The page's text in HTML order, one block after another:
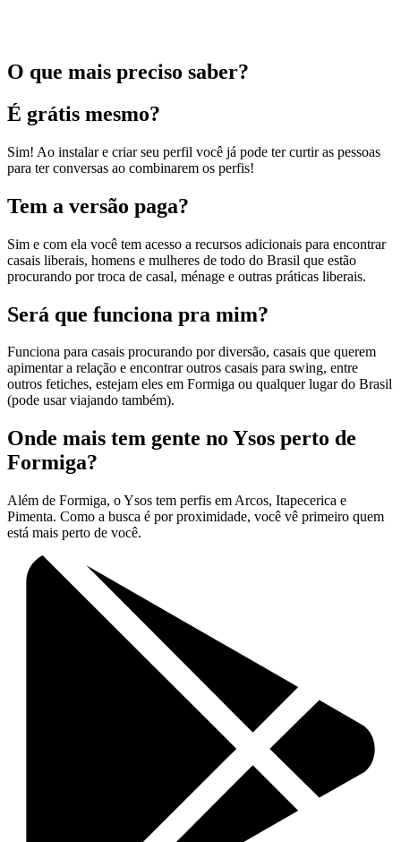
O que mais preciso saber?
É grátis mesmo?
Sim! Ao instalar e criar seu perfil você já pode ter curtir as pessoas
para ter conversas ao combinarem os perfis!
Tem a versão paga?
Sim e com ela você tem acesso a recursos adicionais para encontrar
casais liberais, homens e mulheres de todo do Brasil que estão
procurando por troca de casal, ménage e outras práticas liberais.
Será que funciona pra mim?
Funciona para casais procurando por diversão, casais que querem
apimentar a relação e encontrar outros casais para swing, entre
outros fetiches, estejam eles em Formiga ou qualquer lugar do Brasil
(pode usar viajando também).
Onde mais tem gente no Ysos perto de
Formiga?
Além de Formiga, o Ysos tem perfis em Arcos, Itapecerica e
Pimenta. Como a busca é por proximidade, você vê primeiro quem
está mais perto de você.